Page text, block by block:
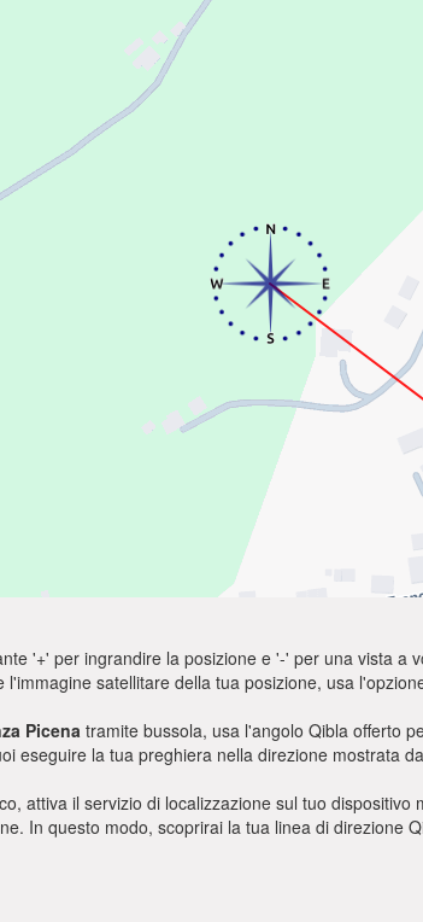
'+' per ingrandire la posizione e '-' per una vista a
satellitare della tua posizione, usa
Picena tramite bussola, usa l'angolo Qibla offerto
eseguire la tua preghiera nella direzione mostrata
attiva il servizio di localizzazione sul tuo
In questo modo, scoprirai la tua linea di direzione